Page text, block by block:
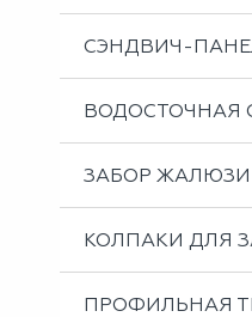
СЭНДВИЧ-
ВОДОСТОЧНАЯ
ЗАБОР ЖАЛЮЗИ
КОЛПАКИ ДЛЯ
ПРОФИЛЬНАЯ